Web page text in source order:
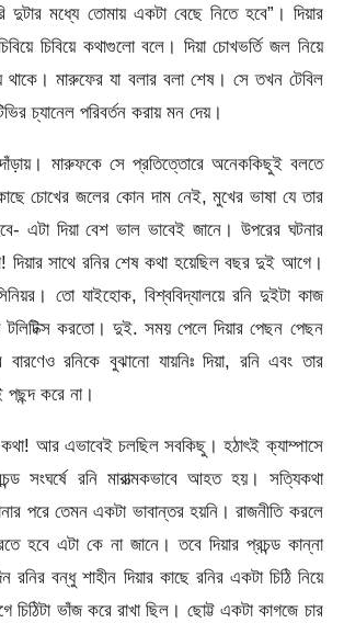
দুটার মধ্যে তোমায় একটা বেছে নিতে হবে”। দিয়ার
চিবিয়ে কথাগুলো বলে। দিয়া চোখভর্তি জল নিয়ে
থাকে। মারুফের যা বলার বলা শেষ। সে তখন টেবিল
চ্যানেল পরিবর্তন করায় মন দেয়।
মারুফকে সে প্রতিত্তোরে অনেককিছুই বলতে
চোখের জলের কোন দাম নেই, মুখের ভাষা যে তার
এটা দিয়া বেশ ভাল ভাবেই জানে। উপরের ঘটনার
সাথে রনির শেষ কথা হয়েছিল বছর দুই আগে।
তো যাইহোক, বিশ্ববিদ্যালয়ে রনি দুইটা কাজ
টলিটিক্স করতো। দুই. সময় পেলে দিয়ার পেছন পেছন
বারণেও রনিকে বুঝানো যায়নিঃ দিয়া, রনি এবং তার
করে না।
আর এভাবেই চলছিল সবকিছু। হঠাৎই ক্যাম্পাসে
সংঘর্ষে রনি মারাত্মকভাবে আহত হয়। সত্যিকথা
পরে তেমন একটা ভাবান্তর হয়নি। রাজনীতি করলে
হবে এটা কে না জানে। তবে দিয়ার প্রচন্ড কান্না
রনির বন্ধু শাহীন দিয়ার কাছে রনির একটা চিঠি নিয়ে
চিঠিটা ভাঁজ করে রাখা ছিল। ছোট্ট একটা কাগজে চার